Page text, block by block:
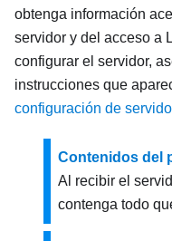
obtenga información
servidor y del acceso a
configurar el servidor,
instrucciones que
configuración de
Contenidos del
Al recibir el
contenga todo